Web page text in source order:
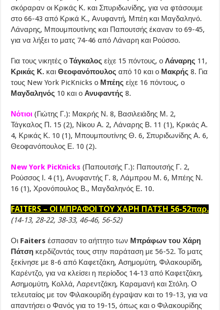
σκόραραν οι Κρικάς Κ. και Σπυριδωνίδης, για να φτάσουμε
στο 66-43 από Κρικά Κ., Ανυφαντή, Μπέη και Μαγδαληνό.
Λάναρης, Μπουμπουτίνης και Παπουτσής έκαναν το 69-45,
για να λήξει το ματς 74-46 από Λάναρη και Ρούσσο.
Για τους νικητές οΤάγκαλοςείχε 15 πόντους, οΛάναρης 11,
Κρικάς Κ. καιΘεοφανόπουλοςαπό 10 και ο Μακρής8. Για
τους New York PicKnicks ο Μπέηςείχε 16 πόντους, ο
Μαγδαληνός 10 και οΑνυφαντής8.
Νότιοι(Γιώτης Γ.): Μακρής Ν. 8, Βασιλειάδης Μ. 2,
Τάγκαλος Π. 15 (2), Νίκου Α. 2, Λάναρης Β. 11 (1), Κρικάς Α.
4, Κρικάς Κ. 10 (1), Μπουμπουτίνης Θ. 6, Σπυριδωνίδης Α. 6,
Θεοφανόπουλος Ε. 10 (2).
New York PicKnicks(Παπουτσής Γ.): Παπουτσής Γ. 2,
Ρούσσος Ι. 4 (1), Ανυφαντής Γ. 8, Λάμπρου Μ. 6, Μπέης Ν.
16 (1), Χρονόπουλος Β., Μαγδαληνός Ε. 10.
FAITERS – ΟΙ ΜΠΡΑΦΟΙ ΤΟΥ ΧΑΡΗ ΠΑΤΣΗ 56-52παρ.
(14-13, 28-22, 38-33, 46-46, 56-52)
Οι Faitersέσπασαν το αήττητο των Μπράφων του Χάρη
Πάτση κερδίζοντάς τους στην παράταση με 56-52. Το ματς
ξεκίνησε με 8-6 από Καφετζάκη, Ασημομύτη, Φιλακουρίδη,
Καρέντζο, για να κλείσει η περίοδος 14-13 από Καφετζάκη,
Ασημομύτη, Κολλά, Λαρεντζάκη, Καραμανή και Στόλη. Ο
τελευταίος με τον Φιλακουρίδη έγραψαν και το 19-13, για να
απαντήσει ο Φανός για το 19-15, όπως και ο Φιλακουρίδης